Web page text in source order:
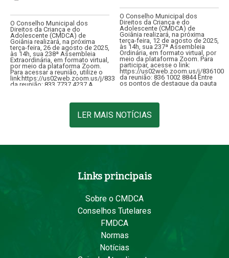
O Conselho Municipal dos
Direitos da Criança e do
Adolescente (CMDCA) de
Goiânia realizará, na próxima
terça-feira, 26 de agosto de 2025,
às 14h, sua 238ª Assembleia
Extraordinária, em formato virtual,
por meio da plataforma Zoom.
Para acessar a reunião, utilize o
link:https://us02web.zoom.us/j/83377374237ID
da reunião: 833 7737 4237 A
O Conselho Municipal dos
Direitos da Criança e do
Adolescente (CMDCA) de
Goiânia realizará, na próxima
terça-feira, 12 de agosto de 2025,
às 14h, sua 237ª Assembleia
Ordinária, em formato virtual, por
meio da plataforma Zoom. Para
participar, acesse o link:
https://us02web.zoom.us/j/
da reunião: 836 1002 8844 Entre
os pontos de destaque da pauta
LER MAIS NOTÍCIAS
Links principais
Sobre o CMDCA
Conselhos Tutelares
FMDCA
Normas
Notícias